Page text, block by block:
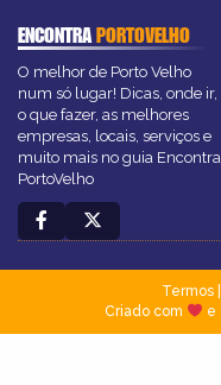
ENCONTRAPORTOVELHO
O melhor de Porto Velho
num só lugar! Dicas, onde ir,
o que fazer, as melhores
empresas, locais, serviços e
muito mais no guia Encontra
PortoVelho
Termos|
Criado com
e